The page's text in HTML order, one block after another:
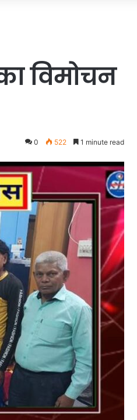
विमोचन
0 522 1 minute read